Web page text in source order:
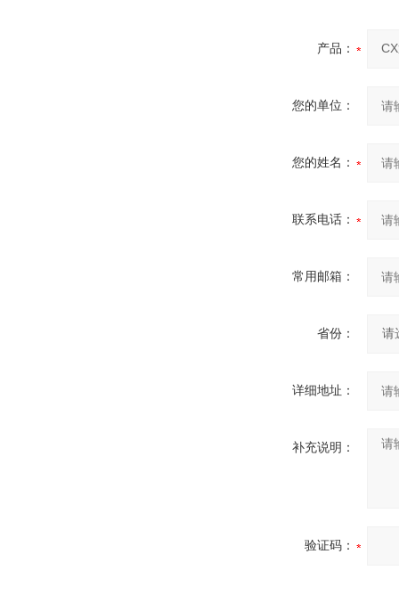
产品：
您的单位：
您的姓名：
联系电话：
常用邮箱：
省份：
详细地址：
补充说明：
验证码：